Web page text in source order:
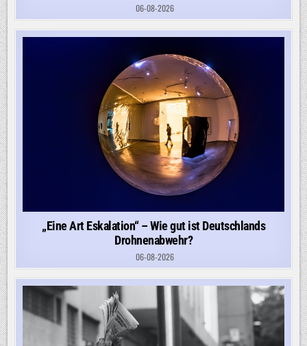
06-08-2026
„Eine Art Eskalation“ – Wie gut ist Deutschlands
Drohnenabwehr?
06-08-2026